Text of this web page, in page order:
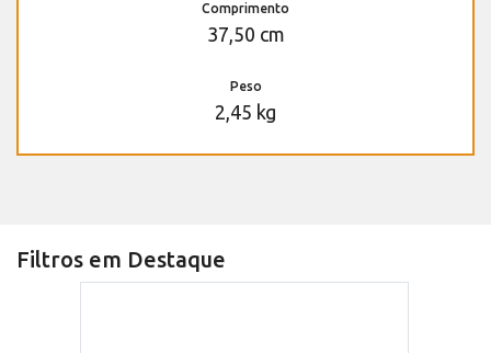
Comprimento
37,50 cm
Peso
2,45 kg
Filtros em Destaque